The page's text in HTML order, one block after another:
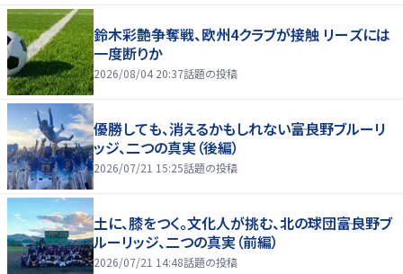
鈴木彩艶争奪戦、欧州4クラブが接触 リーズには
一度断りか
2026/08/04 20:37話題の投稿
優勝しても、消えるかもしれない――富良野ブルーリ
ッジ、二つの真実（後編）
2026/07/21 15:25話題の投稿
土に、膝をつく。文化人が挑む、北の球団――富良野ブ
ルーリッジ、二つの真実（前編）
2026/07/21 14:48話題の投稿